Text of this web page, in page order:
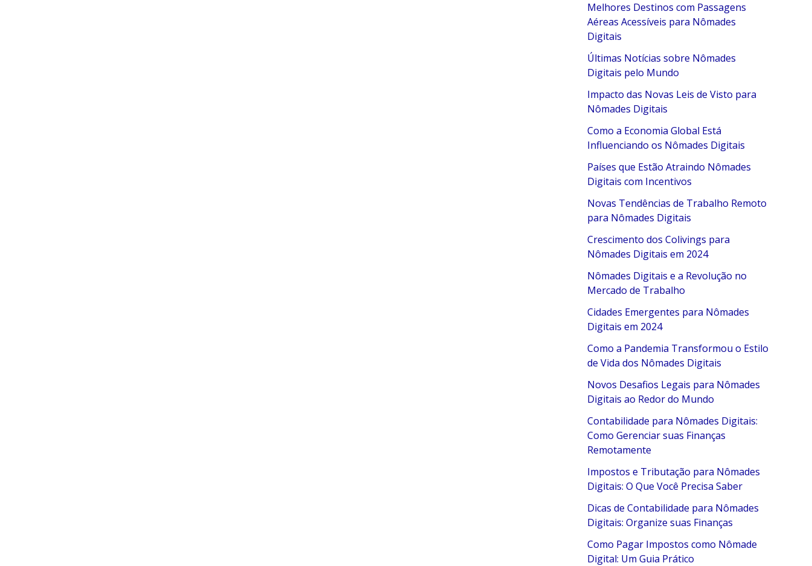
Melhores Destinos com Passagens
Aéreas Acessíveis para Nômades
Digitais
Últimas Notícias sobre Nômades
Digitais pelo Mundo
Impacto das Novas Leis de Visto para
Nômades Digitais
Como a Economia Global Está
Influenciando os Nômades Digitais
Países que Estão Atraindo Nômades
Digitais com Incentivos
Novas Tendências de Trabalho Remoto
para Nômades Digitais
Crescimento dos Colivings para
Nômades Digitais em 2024
Nômades Digitais e a Revolução no
Mercado de Trabalho
Cidades Emergentes para Nômades
Digitais em 2024
Como a Pandemia Transformou o Estilo
de Vida dos Nômades Digitais
Novos Desafios Legais para Nômades
Digitais ao Redor do Mundo
Contabilidade para Nômades Digitais:
Como Gerenciar suas Finanças
Remotamente
Impostos e Tributação para Nômades
Digitais: O Que Você Precisa Saber
Dicas de Contabilidade para Nômades
Digitais: Organize suas Finanças
Como Pagar Impostos como Nômade
Digital: Um Guia Prático